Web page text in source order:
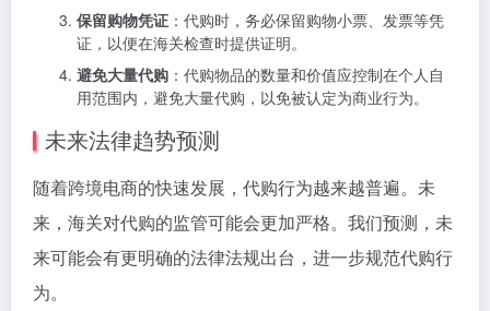
保留购物凭证 ：代购时，务必保留购物小票、发票等凭
证，以便在海关检查时提供证明。
避免大量代购 ：代购物品的数量和价值应控制在个人自
用范围内，避免大量代购，以免被认定为商业行为。
未来法律趋势预测
随着跨境电商的快速发展，代购行为越来越普遍。未
来，海关对代购的监管可能会更加严格。我们预测，未
来可能会有更明确的法律法规出台，进一步规范代购行
为。